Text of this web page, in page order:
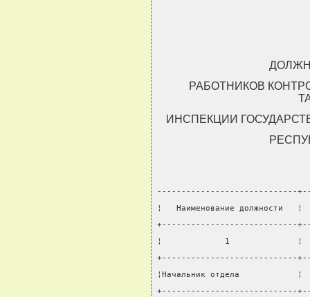
РАБОТНИКОВ
ИНСПЕКЦИИ
-----------------------------
¦   Наименование должности
+----------------------------
¦             1
+----------------------------
¦Начальник отдела
+----------------------------